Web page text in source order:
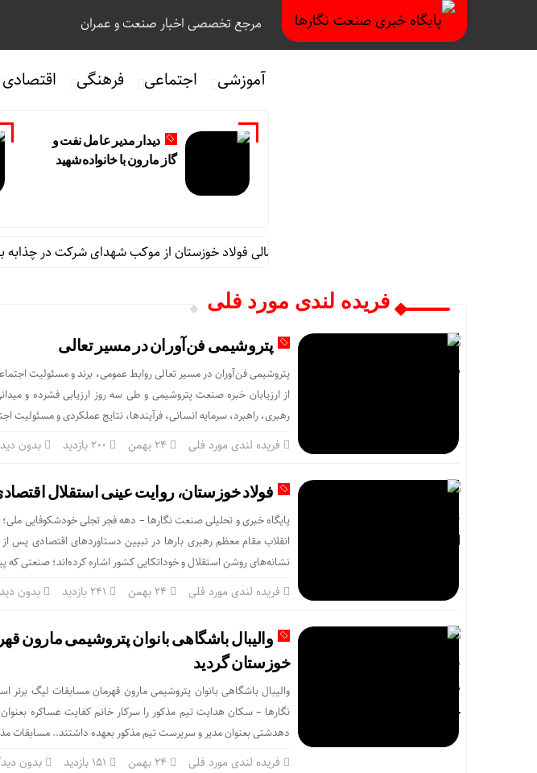
مرجع تخصصی اخبار صنعت و عمران
آموزشی اجتماعی فرهنگی اقتصادی
دیدار مدیر عامل نفت و
گاز مارون با خانواده شهید
قائم مقام مدیرعامل در امور اداری و مالی فولاد خوزستان از موکب شهدای شرکت در چذابه
فریده لندی مورد فلی
پتروشیمی فن‌آوران در مسیر تعالی
پتروشیمی فن‌آوران در مسیر تعالی روابط عمومی، برند و مسئولیت
از ارزیابان خبره صنعت پتروشیمی و طی سه روز ارزیابی فشرده و
رهبری، راهبرد، سرمایه انسانی، فرآیندها، نتایج عملکردی و مسئولیت
فریده لندی مورد فلی بدون
فولاد خوزستان، روایت عینی استقلال
پایگاه خبری و تحلیلی صنعت نگارها – دهه فجر تجلی خودشکوفایی
انقلاب مقام معظم رهبری بارها در تبیین دستاوردهای اقتصادی پس
نشانه‌های روشن استقلال و خوداتکایی کشور اشاره کرده‌اند؛ صنعتی که
فریده لندی مورد فلی بدون
والیبال باشگاهی بانوان پتروشیمی مارون
خوزستان گردید
والیبال باشگاهی بانوان پتروشیمی مارون قهرمان مسابقات لیگ
نگارها – سکان هدایت تیم مذکور را سرکار خانم کفایت عساکره
دهدشتی بعنوان مدیر و سرپرست تیم مذکور بعهده داشتند.. مسابقات مذکور بمدت دوماه بین
فریده لندی مورد فلی بدون